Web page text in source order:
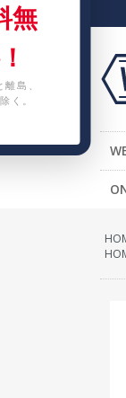
無
島、
く。